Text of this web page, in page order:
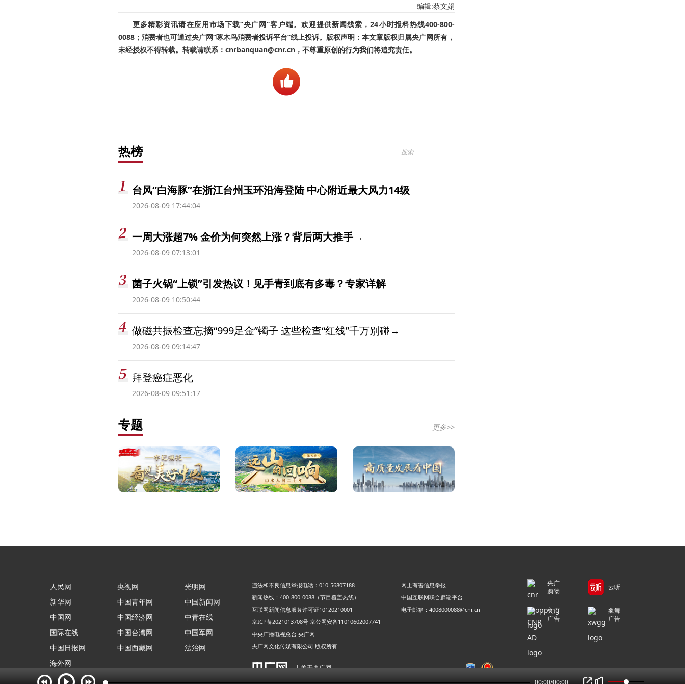
编辑:蔡文娟
更多精彩资讯请在应用市场下载“央广网”客户端。欢迎提供新闻线索，24小时报料热线400-800-
0088；消费者也可通过央广网“啄木鸟消费者投诉平台”线上投诉。版权声明：本文章版权归属央广网所有，
未经授权不得转载。转载请联系：cnrbanquan@cnr.cn，不尊重原创的行为我们将追究责任。
热榜
台风“白海豚”在浙江台州玉环沿海登陆 中心附近最大风力14级
2026-08-09 17:44:04
一周大涨超7% 金价为何突然上涨？背后两大推手→
2026-08-09 07:13:01
菌子火锅“上锁”引发热议！见手青到底有多毒？专家详解
2026-08-09 10:50:44
做磁共振检查忘摘“999足金”镯子 这些检查“红线”千万别碰→
2026-08-09 09:14:47
拜登癌症恶化
2026-08-09 09:51:17
专题 更多>>
人民网
新华网
中国网
国际在线
中国日报网
海外网
央视网
中国青年网
中国经济网
中国台湾网
中国西藏网
光明网
中国新闻网
中青在线
中国军网
法治网
违法和不良信息举报电话：010-56807188
网上有害信息举报
新闻热线：400-800-0088（节目覆盖热线）
中国互联网联合辟谣平台
互联网新闻信息服务许可证10120210001
电子邮箱：4008000088@cnr.cn
京ICP备2021013708号 京公网安备11010602007741
中央广播电视总台 央广网
央广网文化传媒有限公司 版权所有
| 关于央广网
央广
购物
云听
央广
广告
象舞
广告
00:00/00:00